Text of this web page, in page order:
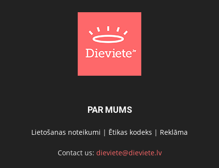
PAR MUMS
Lietošanas noteikumi | Ētikas kodeks | Reklāma
Contact us: dieviete@dieviete.lv